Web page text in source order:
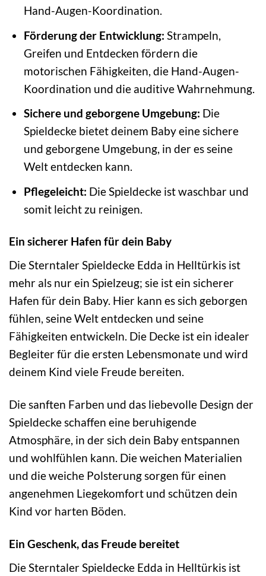
Hand-Augen-Koordination.
Förderung der Entwicklung: Strampeln,
Greifen und Entdecken fördern die
motorischen Fähigkeiten, die Hand-Augen-
Koordination und die auditive Wahrnehmung.
Sichere und geborgene Umgebung: Die
Spieldecke bietet deinem Baby eine sichere
und geborgene Umgebung, in der es seine
Welt entdecken kann.
Pflegeleicht: Die Spieldecke ist waschbar und
somit leicht zu reinigen.
Ein sicherer Hafen für dein Baby
Die Sterntaler Spieldecke Edda in Helltürkis ist
mehr als nur ein Spielzeug; sie ist ein sicherer
Hafen für dein Baby. Hier kann es sich geborgen
fühlen, seine Welt entdecken und seine
Fähigkeiten entwickeln. Die Decke ist ein idealer
Begleiter für die ersten Lebensmonate und wird
deinem Kind viele Freude bereiten.
Die sanften Farben und das liebevolle Design der
Spieldecke schaffen eine beruhigende
Atmosphäre, in der sich dein Baby entspannen
und wohlfühlen kann. Die weichen Materialien
und die weiche Polsterung sorgen für einen
angenehmen Liegekomfort und schützen dein
Kind vor harten Böden.
Ein Geschenk, das Freude bereitet
Die Sterntaler Spieldecke Edda in Helltürkis ist